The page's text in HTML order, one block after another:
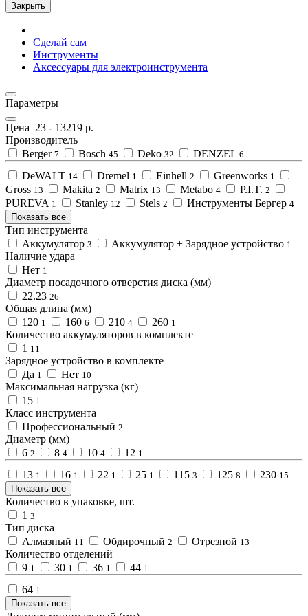
Закрыть
Сделай сам
Инструменты
Аксессуары для электроинструмента
Параметры
Цена 23 - 13219 р.
Производитель
Berger 7 Bosch 45 Deko 32 DENZEL 6
DeWALT 14 Dremel 1 Einhell 2 Greenworks 1
Gross 13 Makita 2 Matrix 13 Metabo 4 P.I.T. 2
PUREVA 1 Stanley 12 Stels 2 Инструменты Бергер 4
Показать все
Тип инструмента
Аккумулятор 3 Аккумулятор + Зарядное устройство 1
Наличие удара
Нет 1
Диаметр посадочного отверстия диска (мм)
22.23 26
Общая длина (мм)
120 1 160 6 210 4 260 1
Количество аккумуляторов в комплекте
1 11
Зарядное устройство в комплекте
Да 1 Нет 10
Максимальная нагрузка (кг)
15 1
Класс инструмента
Профессиональный 2
Диаметр (мм)
6 2 8 4 10 4 12 1
13 1 16 1 22 1 25 1 115 3 125 8 230 15
Показать все
Количество в упаковке, шт.
1 3
Тип диска
Алмазный 11 Обдирочный 2 Отрезной 13
Количество отделений
9 1 30 1 36 1 44 1
64 1
Показать все